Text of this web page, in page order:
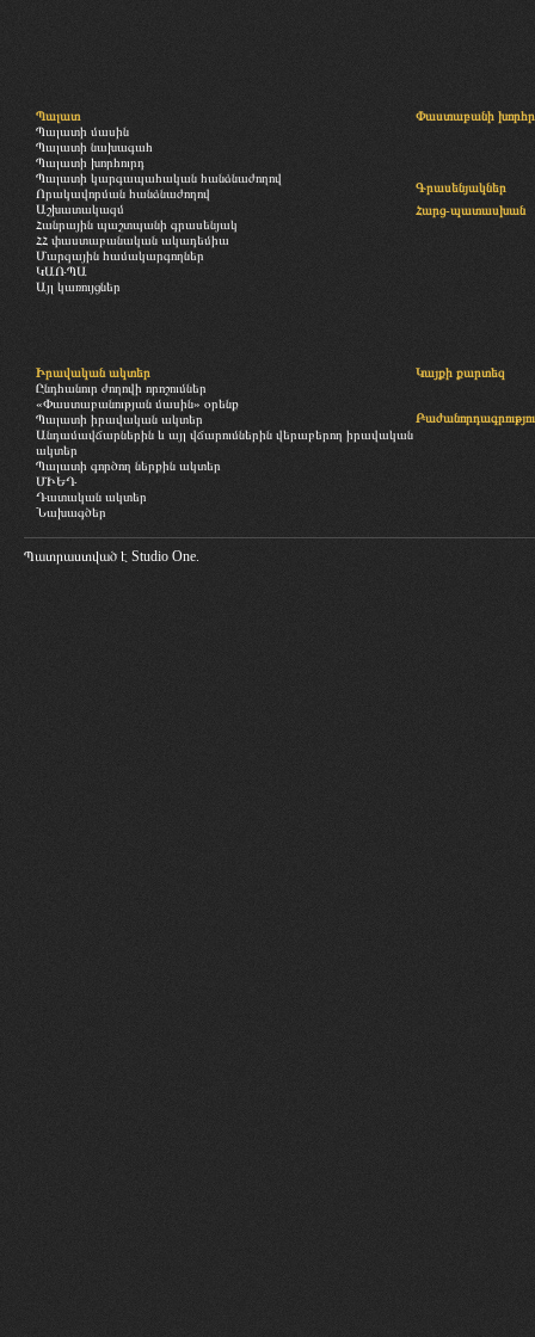
Պալատ
Պալատի մասին
Պալատի նախագահ
Պալատի խորհուրդ
Պալատի կարգապահական հանձնաժողով
Որակավորման հանձնաժողով
Աշխատակազմ
Հանրային պաշտպանի գրասենյակ
ՀՀ փաստաբանական ակադեմիա
Մարզային համակարգողներ
ԿԱՌՊԱ
Այլ կառույցներ
Փաստաբանի
Գրասենյակներ
Հարց-պատասխան
Իրավական ակտեր
Ընդհանուր ժողովի որոշումներ
«Փաստաբանության մասին» օրենք
Պալատի իրավական ակտեր
Անդամավճարներին և այլ վճարումներին վերաբերող իրավական
ակտեր
Պալատի գործող ներքին ակտեր
ՄԻԵԴ
Դատական ակտեր
Նախագծեր
Կայքի քարտեզ
Պատրաստված է Studio One.